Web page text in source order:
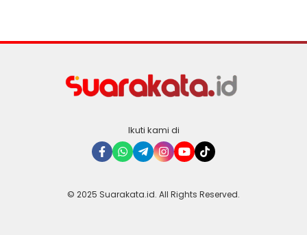
Ikuti kami di
© 2025 Suarakata.id. All Rights Reserved.